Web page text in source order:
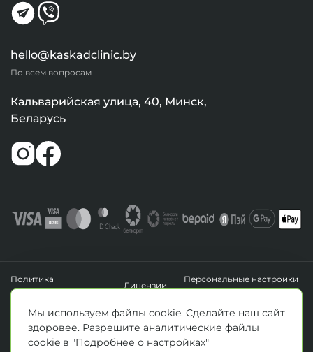
hello@kaskadclinic.by
По всем вопросам
Кальварийская улица, 40, Минск,
Беларусь
Политика
конфиденциальности
Лицензии
Персональные настройки
файлов cookie
Зарегистрировано Минским горисполкомом 14.04.2020 г.
© Все права защищены 2026. ООО «Клиника Каскад»
Материалы, размещенные на данной странице, носят информационный
Мы используем файлы cookie. Сделайте наш сайт
здоровее. Разрешите аналитические файлы
cookie в "Подробнее о настройках"